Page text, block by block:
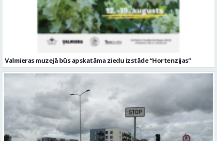
Valmieras muzejā būs apskatāma ziedu izstāde “Hortenzijas”